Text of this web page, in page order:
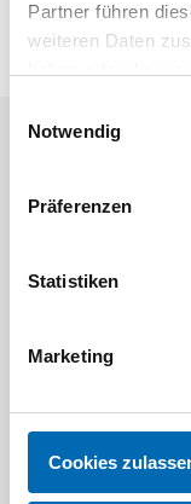
Partner führen
weiteren Daten
Notwendig
Präferenzen
Statistiken
Marketing
Cookies
SELFCLEAN